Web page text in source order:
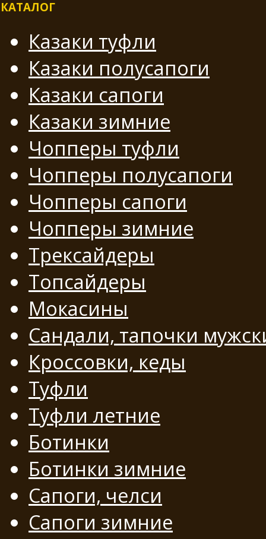
КАТАЛОГ
Казаки туфли
Казаки полусапоги
Казаки сапоги
Казаки зимние
Чопперы туфли
Чопперы полусапоги
Чопперы сапоги
Чопперы зимние
Трексайдеры
Топсайдеры
Мокасины
Сандали, тапочки
Кроссовки, кеды
Туфли
Туфли летние
Ботинки
Ботинки зимние
Сапоги, челси
Сапоги зимние